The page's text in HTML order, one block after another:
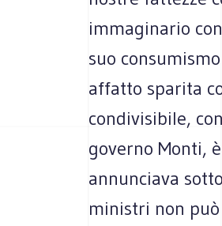
immaginario
suo
affatto sparita
condivisibile,
governo Monti,
annunciava
ministri non